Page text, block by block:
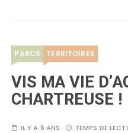
PARCS TERRITOIRES
VIS MA VIE
CHARTREUSE !
IL Y A 6 ANS TEMPS DE